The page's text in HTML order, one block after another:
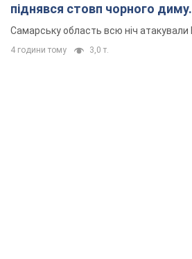
піднявся стовп чорного
Самарську область всю ніч
4 години тому 3,0 т.